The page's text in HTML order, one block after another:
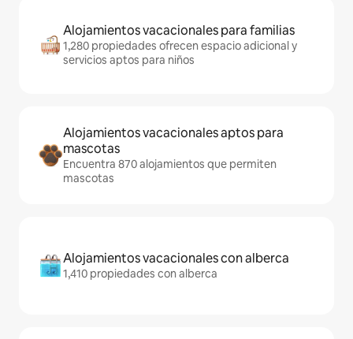
Alojamientos vacacionales para familias
1,280 propiedades ofrecen espacio adicional y
servicios aptos para niños
Alojamientos vacacionales aptos para
mascotas
Encuentra 870 alojamientos que permiten
mascotas
Alojamientos vacacionales con alberca
1,410 propiedades con alberca